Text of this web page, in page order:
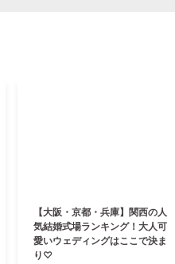
【大阪・京都・兵庫】関西の人
気結婚式場ランキング！大人可
愛いウェディングはここで決ま
り♡